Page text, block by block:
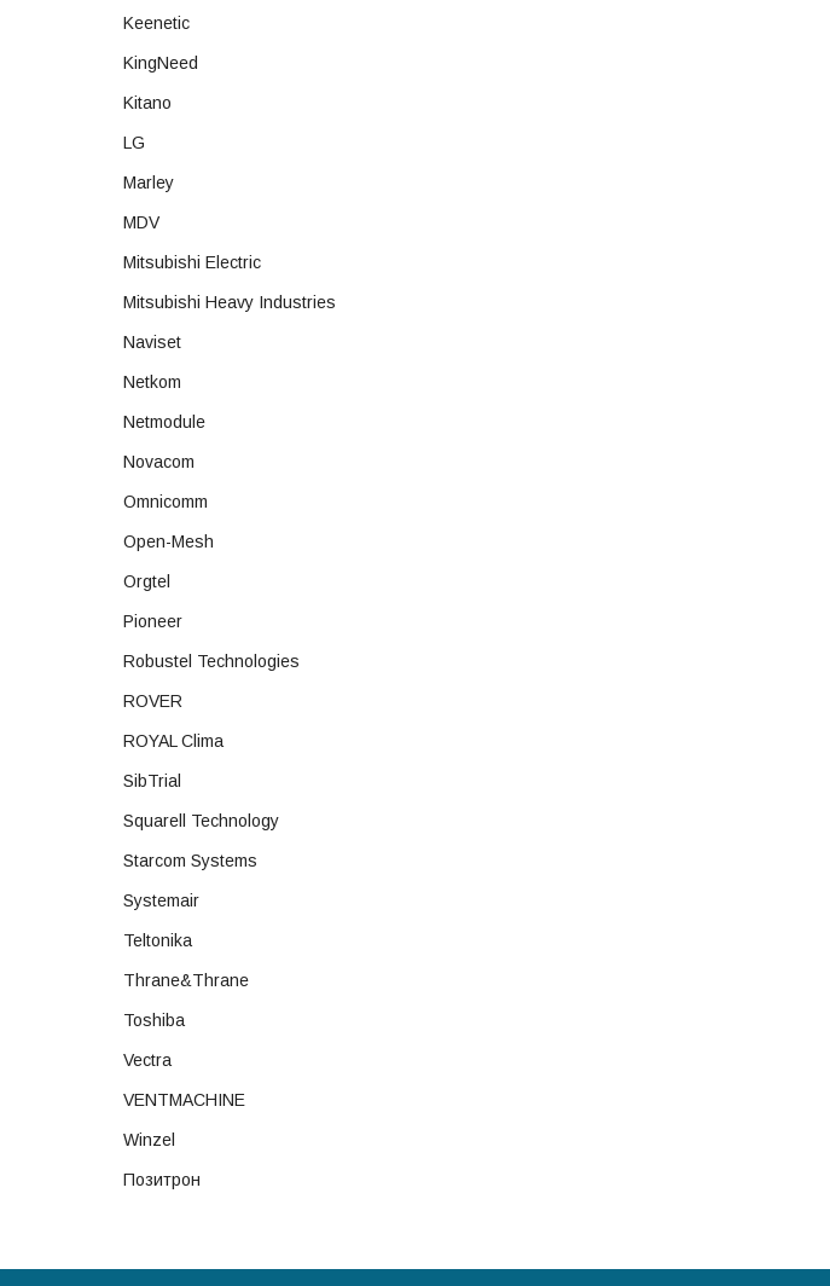
Keenetic
KingNeed
Kitano
LG
Marley
MDV
Mitsubishi Electric
Mitsubishi Heavy Industries
Naviset
Netkom
Netmodule
Novacom
Omnicomm
Open-Mesh
Orgtel
Pioneer
Robustel Technologies
ROVER
ROYAL Clima
SibTrial
Squarell Technology
Starcom Systems
Systemair
Teltonika
Thrane&Thrane
Toshiba
Vectra
VENTMACHINE
Winzel
Позитрон